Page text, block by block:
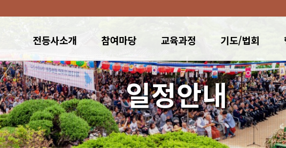
전등사소개 참여마당 교육과정 기도/법회
일정안내